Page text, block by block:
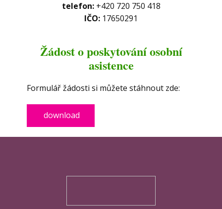
telefon:+420 720 750 418
IČO: ​​17650291
Žádost o poskytování osobní
asistence
Formulář žádosti si můžete stáhnout zde:
download